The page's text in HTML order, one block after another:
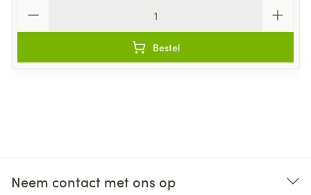
Bestel
Neem contact met ons op